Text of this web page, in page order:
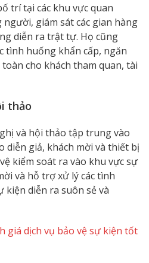
trí tại các khu vực quan
giám sát các gian hàng
diễn ra trật tự. Họ cũng
tình huống khẩn cấp, ngăn
cho khách tham quan, tài
thảo
và hội thảo tập trung vào
diễn giả, khách mời và thiết bị
kiểm soát ra vào khu vực sự
và hỗ trợ xử lý các tình
diễn ra suôn sẻ và
giá dịch vụ bảo vệ sự kiện tốt